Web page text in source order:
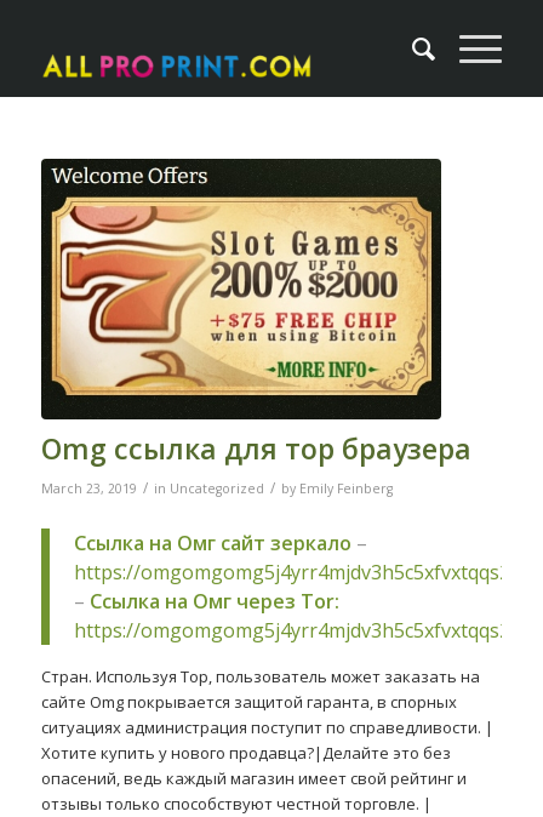
Omg ссылка для тор браузера
March 23, 2019 / in Uncategorized / by Emily Feinberg
Ссылка на Омг сайт зеркало –
https://
– Ссылка на Омг через Tor:
https://
Стран. Используя Тор, пользователь может заказать на
сайте Omg покрывается защитой гаранта, в спорных
ситуациях администрация поступит по справедливости. |
Хотите купить у нового продавца?|Делайте это без
опасений, ведь каждый магазин имеет свой рейтинг и
отзывы только способствуют честной торговле. |